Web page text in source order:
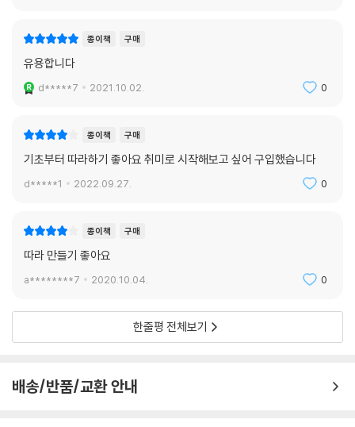
종이책 구매
유용합니다
d*****7 2021.10.02. 0
종이책 구매
기초부터 따라하기 좋아요 취미로 시작해보고 싶어 구입했습니다
d*****1 2022.09.27. 0
종이책 구매
따라 만들기 좋아요
a********7 2020.10.04. 0
한줄평 전체보기
배송/반품/교환 안내